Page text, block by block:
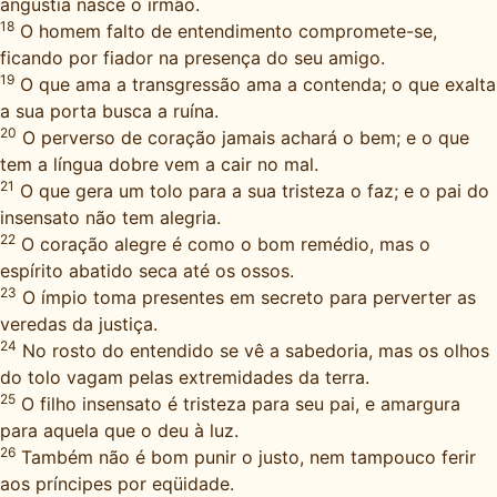
angústia nasce o irmão.
18 O homem falto de entendimento compromete-se,
ficando por fiador na presença do seu amigo.
19 O que ama a transgressão ama a contenda; o que exalta
a sua porta busca a ruína.
20 O perverso de coração jamais achará o bem; e o que
tem a língua dobre vem a cair no mal.
21 O que gera um tolo para a sua tristeza o faz; e o pai do
insensato não tem alegria.
22 O coração alegre é como o bom remédio, mas o
espírito abatido seca até os ossos.
23 O ímpio toma presentes em secreto para perverter as
veredas da justiça.
24 No rosto do entendido se vê a sabedoria, mas os olhos
do tolo vagam pelas extremidades da terra.
25 O filho insensato é tristeza para seu pai, e amargura
para aquela que o deu à luz.
26 Também não é bom punir o justo, nem tampouco ferir
aos príncipes por eqüidade.